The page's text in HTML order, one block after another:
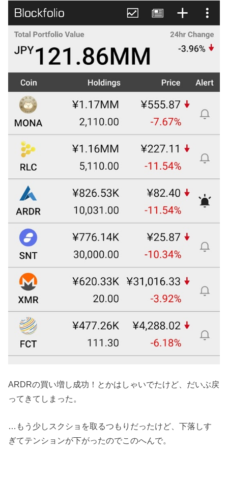
ARDRの買い増し成功！とかはしゃいでたけど、だいぶ戻
ってきてしまった。
…もう少しスクショを取るつもりだったけど、下落しす
ぎてテンションが下がったのでこのへんで。